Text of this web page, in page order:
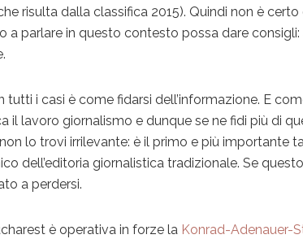
risulta dalla classifica 2015). Quindi non è
a parlare in questo contesto possa dare
tutti i casi è come fidarsi dell’informazione. E
il lavoro giornalismo e dunque se ne fidi più di
lo trovi irrilevante: è il primo e più importante
dell’editoria giornalistica tradizionale. Se
a perdersi.
è operativa in forze la Konrad-Adenauer-